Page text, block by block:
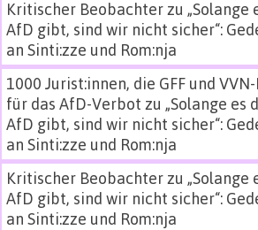
Kritischer Beobachterzu „Solange
AfD gibt, sind wir nicht sicher“:
an Sinti:zze und Rom:nja
1000 Jurist:innen, die GFF und
für das AfD-Verbot zu „Solange es
AfD gibt, sind wir nicht sicher“:
an Sinti:zze und Rom:nja
Kritischer Beobachterzu „Solange
AfD gibt, sind wir nicht sicher“:
an Sinti:zze und Rom:nja